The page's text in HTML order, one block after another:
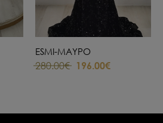
ESMI-ΜΑΥΡΟ
280.00€ 196.00€